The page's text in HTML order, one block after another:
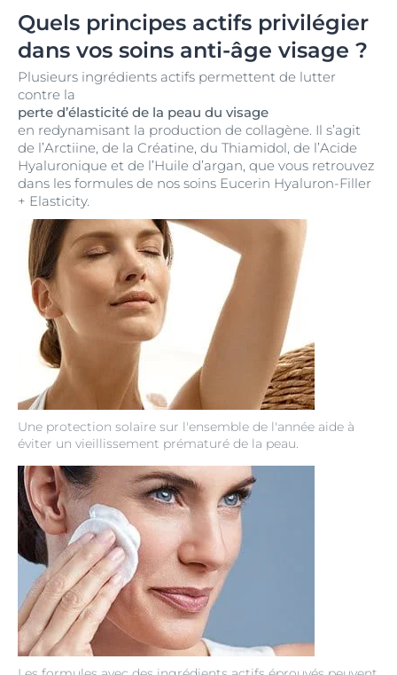
Quels principes actifs privilégier
dans vos soins anti-âge visage ?
Une protection solaire sur l'ensemble de l'année aide à
éviter un vieillissement prématuré de la peau.
Plusieurs ingrédients actifs permettent de lutter
contre la
perte d’élasticité de la peau du visage
en redynamisant la production de collagène. Il s’agit
de l’Arctiine, de la Créatine, du Thiamidol, de l’Acide
Hyaluronique et de l’Huile d’argan, que vous retrouvez
dans les formules de nos soins Eucerin Hyaluron-Filler
+ Elasticity.